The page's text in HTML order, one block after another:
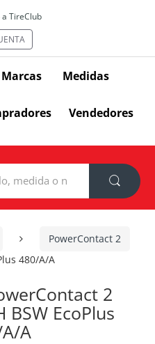
TireClub
Marcas Medidas
Vendedores
PowerContact 2
480/A/A
2
BSW EcoPlus
A